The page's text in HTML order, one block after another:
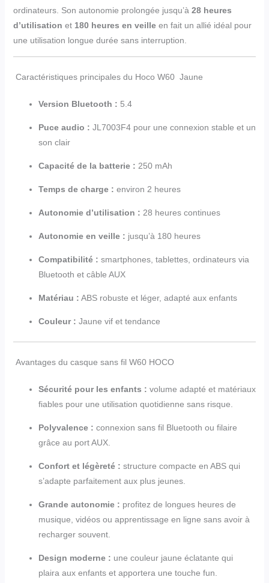
ordinateurs. Son autonomie prolongée jusqu’à 28 heures
d’utilisation et 180 heures en veilleen fait un allié idéal pour
une utilisation longue durée sans interruption.
Caractéristiques principales du Hoco W60 Jaune
Version Bluetooth : 5.4
Puce audio : JL7003F4 pour une connexion stable et un
son clair
Capacité de la batterie : 250 mAh
Temps de charge : environ 2 heures
Autonomie d’utilisation : 28 heures continues
Autonomie en veille : jusqu’à 180 heures
Compatibilité : smartphones, tablettes, ordinateurs via
Bluetooth et câble AUX
Matériau : ABS robuste et léger, adapté aux enfants
Couleur : Jaune vif et tendance
Avantages du casque sans fil W60 HOCO
Sécurité pour les enfants : volume adapté et matériaux
fiables pour une utilisation quotidienne sans risque.
Polyvalence : connexion sans fil Bluetooth ou filaire
grâce au port AUX.
Confort et légèreté : structure compacte en ABS qui
s’adapte parfaitement aux plus jeunes.
Grande autonomie : profitez de longues heures de
musique, vidéos ou apprentissage en ligne sans avoir à
recharger souvent.
Design moderne : une couleur jaune éclatante qui
plaira aux enfants et apportera une touche fun.